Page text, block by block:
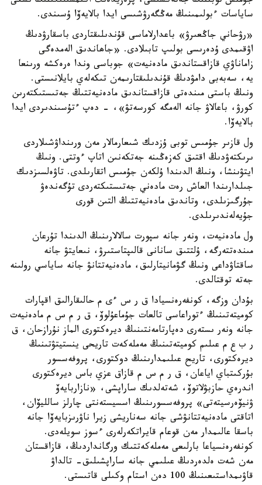
ساياسات ءبولىمىنىڭ مەڭگەرۋشىسى ايدا بالايەۆا ۇسىندى.
«رۋحاني جاڭعىرۋ» باعدارلاماسى قۇندىلىقتاردى باسقارۋدىڭ
اۋقىمدى ۇدەرىسى بولىپ تابىلادى. «جاھاندىق الەمدەگى
زاماناۋي قازاقستاندىق مادەنيەت» جوباسى وندا ەرەكشە ورىنعا
يە، سەبەبى دامۋدىڭ قۇندىلىقتارىمەن تىكەلەي بايلانىستى.
ونىڭ باستى مىندەتى قازاقستاندىق مادەنيەتتىڭ جەتىستىكتەرىن
كورۋ، باعالاۋ جانە الەمگە كورسەتۋ»، - دەپ ءتۇسىندىردى ايدا
بالايەۆا.
ول قازىر جۇمىس توبى ۇزدىك شىعارمالار مەن ورىنداۋشىلاردى
ىرىكتەۋدىڭ اقتىق كەزەڭىنە جەتكەنىن اتاپ ءوتتى. ونىڭ
ايتۋىنشا، ونىڭ الدىندا ۇلكەن جۇمىس اتقارىلدى. تاۋەلسىزدىك
جىلدارىندا العاش رەت مادەني جەتىستىكتەردى تۇگەندەۋ
جۇرگىزىلدى، وتاندىق مادەنيەتتىڭ التىن قورى
جۇيەلەندىرىلدى.
ول مادەنيەت، ونەر جانە سپورت سالالارىنىڭ الدىندا تۇرعان
مىندەتتەرگە، ۇلتتىق سانانى قالىپتاستىرۋ، نىعايتۋ جانە
ساقتاۋداعى ونىڭ گۋمانيتارلىق، مادەنيەتتانۋ جانە ساياسي رولىنە
جەتە توقتالدى.
بۇدان وزگە، كونفەرەنسيادا ق ر س ءى م حالىقارالىق اقپارات
كوميتەتىنىڭ ءتوراعاسى تالعات جۇماعۇلوۆ، ق ر م س م مادەنيەت
جانە ونەر ىستەرى دەپارتامەنتىنىڭ ديرەكتورى الماز نۇرازحان، ق
ر ب ع م عىلىم كوميتەتىنىڭ مەملەكەت تاريحى ينستيتۋتىنىڭ
ديرەكتورى، تاريح عىلىمدارىنىڭ دوكتورى، پروفەسسور
بۇركىتباي اياعان، ق ر م س م قازاق عزي باس ديرەكتورى
اندرەي حازبۋلاتوۆ، شەتەلدىك ساراپشى، «نازاربايەۆ
ۋنيۆەرسيتەتى» پروفەسسورىنىڭ اسسيستەنتى چارلز سالليۆان،
اتاقتى مادەنيەتتانۋشى جانە سەناريشى زيرا ناۋرىزبايەۆا جانە
باسقا عالىمدار مەن قوعام قايراتكەرلەرى ءسوز سويلەدى.
كونفەرەنسياعا بارلىعى مەملەكەتتىك ورگانداردىڭ، قازاقستان
مەن شەت ەلدەردىڭ عىلىمي جانە ساراپشىلىق- تالداۋ
قاۋىمداستىعىنىڭ 100 دەن استام وكىلى قاتىستى.